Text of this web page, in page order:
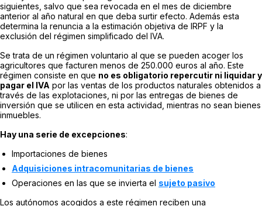
siguientes, salvo que sea revocada en el mes de diciembre
anterior al año natural en que deba surtir efecto. Además esta
determina la renuncia a la estimación objetiva de IRPF y la
exclusión del régimen simplificado del IVA.
Se trata de un régimen voluntario al que se pueden acoger los
agricultores que facturen menos de 250.000 euros al año. Este
régimen consiste en que no es obligatorio repercutir ni liquidar y
pagar el IVA por las ventas de los productos naturales obtenidos a
través de las explotaciones, ni por las entregas de bienes de
inversión que se utilicen en esta actividad, mientras no sean bienes
inmuebles.
Hay una serie de excepciones:
Importaciones de bienes
Adquisiciones intracomunitarias de bienes
Operaciones en las que se invierta el sujeto pasivo
Los autónomos acogidos a este régimen reciben una